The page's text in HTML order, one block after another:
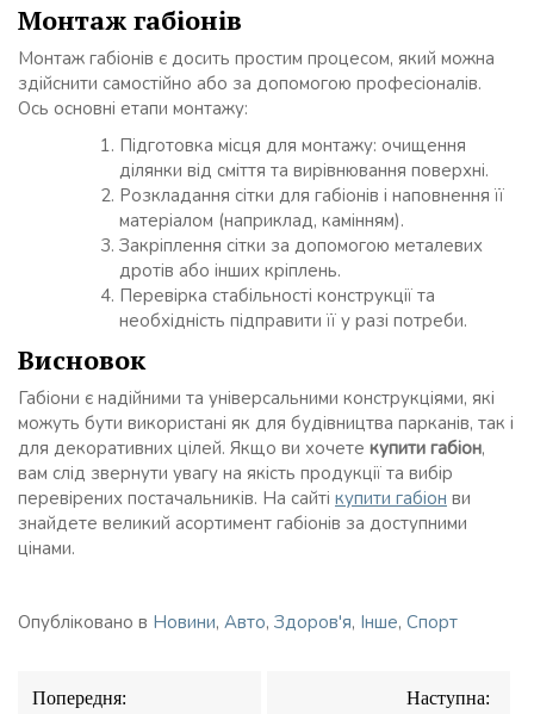
Монтаж габіонів
Монтаж габіонів є досить простим процесом, який можна
здійснити самостійно або за допомогою професіоналів.
Ось основні етапи монтажу:
Підготовка місця для монтажу: очищення
ділянки від сміття та вирівнювання поверхні.
Розкладання сітки для габіонів і наповнення її
матеріалом (наприклад, камінням).
Закріплення сітки за допомогою металевих
дротів або інших кріплень.
Перевірка стабільності конструкції та
необхідність підправити її у разі потреби.
Висновок
Габіони є надійними та універсальними конструкціями, які
можуть бути використані як для будівництва парканів, так і
для декоративних цілей. Якщо ви хочете купити габіон,
вам слід звернути увагу на якість продукції та вибір
перевірених постачальників. На сайті купити габіон ви
знайдете великий асортимент габіонів за доступними
цінами.
Опубліковано в Новини, Авто, Здоров'я, Інше, Спорт
Навігація
Попередня: Наступна: